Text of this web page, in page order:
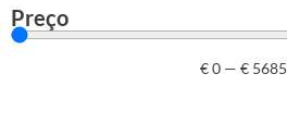
Mais acessórios USB
Preço
€0 — € 5685